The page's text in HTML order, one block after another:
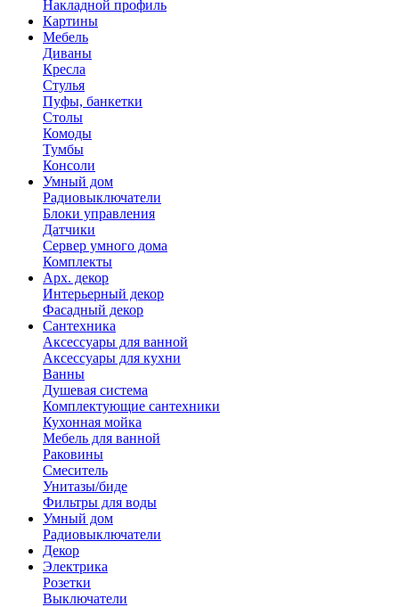
Накладной профиль
Картины
Мебель
Диваны
Кресла
Стулья
Пуфы, банкетки
Столы
Комоды
Тумбы
Консоли
Умный дом
Радиовыключатели
Блоки управления
Датчики
Сервер умного дома
Комплекты
Арх. декор
Интерьерный декор
Фасадный декор
Сантехника
Аксессуары для ванной
Аксессуары для кухни
Ванны
Душевая система
Комплектующие сантехники
Кухонная мойка
Мебель для ванной
Раковины
Смеситель
Унитазы/биде
Фильтры для воды
Умный дом
Радиовыключатели
Декор
Электрика
Розетки
Выключатели